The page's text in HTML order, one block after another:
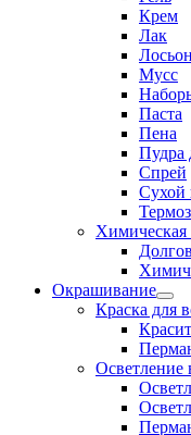
Крем
Лак
Мусс
Паста
Пена
Пудра
Спрей
Сухой
Химическая
Окрашивание
Краска для
Осветление